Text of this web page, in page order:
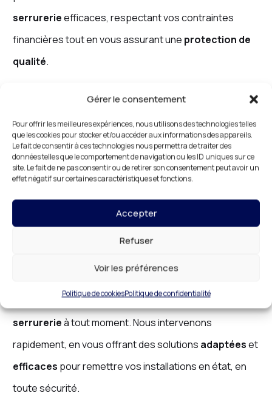
Gérer le consentement
Pour offrir les meilleures expériences, nous utilisons des technologies telles
que les cookies pour stocker et/ou accéder aux informations des appareils.
Le fait de consentir à ces technologies nous permettra de traiter des
données telles que le comportement de navigation ou les ID uniques sur ce
site. Le fait de ne pas consentir ou de retirer son consentement peut avoir un
effet négatif sur certaines caractéristiques et fonctions.
Accepter
Refuser
Voir les préférences
Politique de cookiesPolitique de confidentialité
serrurerieefficaces, respectant vos contraintes
financières tout en vous assurant une protection de
qualité.
Serrurerie d’Urgence à
Combs-la-Ville : Une
Assistance Polyvalente et
serrureriepeuvent survenir de
manière imprévisible, nécessitant une
Combs-la-Villepour résoudre tous vos problèmes de
serrurerieà tout moment. Nous intervenons
rapidement, en vous offrant des solutions adaptéeset
efficaces pour remettre vos installations en état, en
toute sécurité.